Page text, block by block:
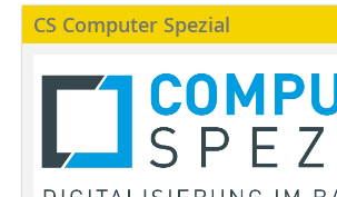
CS Computer Spezial